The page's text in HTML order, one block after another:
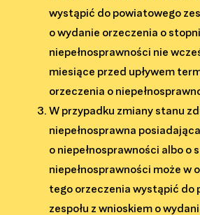
wystąpić do powiatowego
o wydanie orzeczenia o
niepełnosprawności nie
miesiące przed upływem
orzeczenia o
W przypadku zmiany stanu
niepełnosprawna
o niepełnosprawności albo o
niepełnosprawności może w
tego orzeczenia wystąpić do
zespołu z wnioskiem o